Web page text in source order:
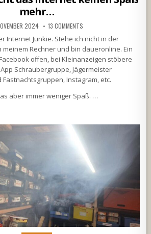
mehr…
2024 13 COMMENTS
Internet Junkie. Stehe ich nicht in der
meinem Rechner und bin daueronline. Ein
offen, bei Kleinanzeigen stöbere
Schraubergruppe, Jägermeister
Instagram, etc.
aber immer weniger Spaß. …